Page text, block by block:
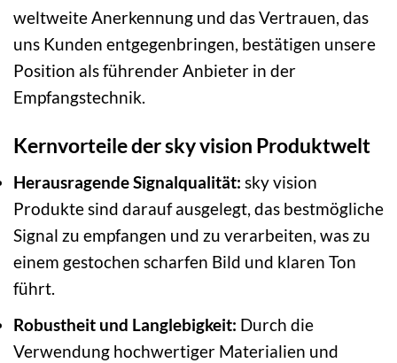
weltweite Anerkennung und das Vertrauen, das
uns Kunden entgegenbringen, bestätigen unsere
Position als führender Anbieter in der
Empfangstechnik.
Kernvorteile der sky vision Produktwelt
Herausragende Signalqualität: sky vision
Produkte sind darauf ausgelegt, das bestmögliche
Signal zu empfangen und zu verarbeiten, was zu
einem gestochen scharfen Bild und klaren Ton
führt.
Robustheit und Langlebigkeit: Durch die
Verwendung hochwertiger Materialien und